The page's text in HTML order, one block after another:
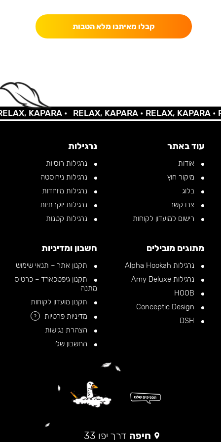
קבלו מאיתנו מלא הטבות
KAPARA • RELAX, KAPARA •RELAX, KAPARA •
עוד באתר
אודות
מיקור חוץ
בלוג
צרו קשר
רישום למועדון לקוחות
נרגילות
נרגילות רוסיות
נרגילות נירוסטה
נרגילות מיוחדות
נרגילות יוקרתיות
נרגילות קטנות
מתוגים מובילים
נרגילות Alpha Hookah
נרגילות Amy Deluxe
חשבון ומדיניות
תקנון אתר – תנאי שימוש
תקנון גיפטכארד – כרטיס
מתנה
תקנון מועדון לקוחות
מדיניות פרטיות
?
הצהרת נגישות
החשבון שלי
חיפה דרך יפו 33